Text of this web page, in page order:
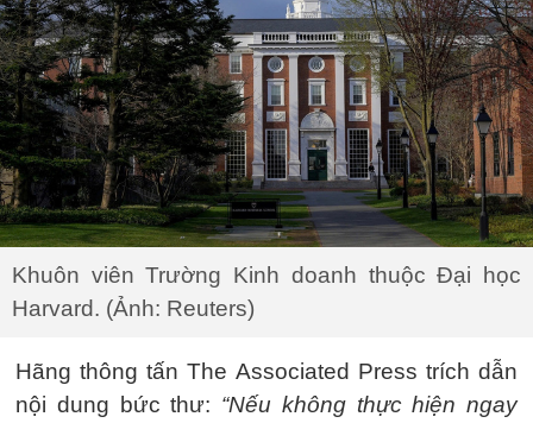
Khuôn viên Trường Kinh doanh thuộc Đại học
Harvard. (Ảnh: Reuters)
Hãng thông tấn The Associated Press trích dẫn
nội dung bức thư: “Nếu không thực hiện ngay